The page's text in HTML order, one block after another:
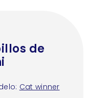
de
Cat winner